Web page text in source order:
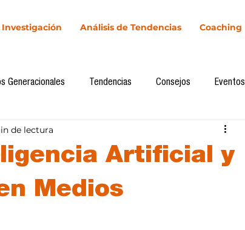
Investigación Análisis de Tendencias Coaching
Generacionales Tendencias Consejos Eventos
y Sociedad Innovación
H&NhCL CICA/Sintaxis
Artificial y
Medios
de lectura